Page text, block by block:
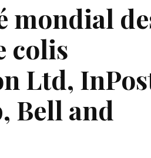
mondial
colis
Ltd,
Bell and